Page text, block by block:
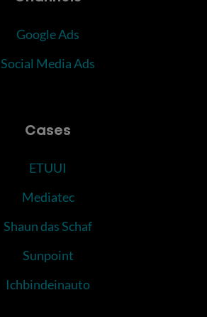
Google Ads
Social Media Ads
Cases
ETUUI
Mediatec
Shaun das Schaf
Sunpoint
Ichbindeinauto